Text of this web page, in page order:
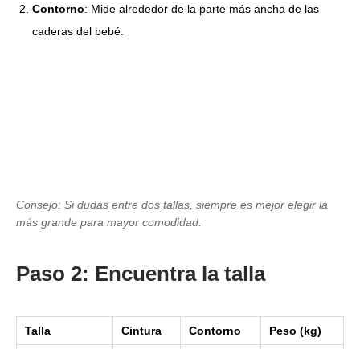
Contorno: Mide alrededor de la parte más ancha de las
caderas del bebé.
Consejo: Si dudas entre dos tallas, siempre es mejor elegir la
más grande para mayor comodidad.
Paso 2: Encuentra la talla
Talla Cintura Contorno Peso (kg)